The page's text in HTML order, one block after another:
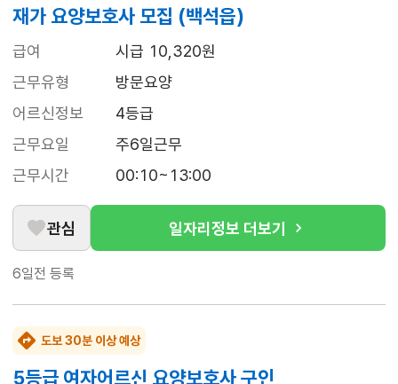
재가 요양보호사 모집 (백석읍)
급여
시급 10,320원
근무유형
방문요양
어르신정보
4등급
근무요일
주6일근무
근무시간
00:10~13:00
관심 일자리정보 더보기
6일전 등록
도보 30분 이상 예상
5등급 여자어르신 요양보호사 구인